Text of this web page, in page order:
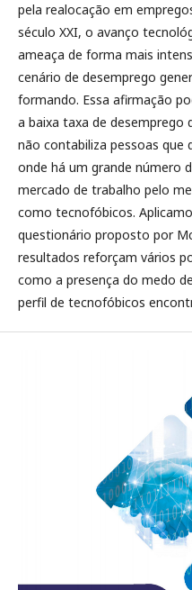
pela realocação em
século XXI, o avanço
ameaça de forma mais
cenário de desemprego
formando. Essa afirmação
a baixa taxa de desemprego
não contabiliza pessoas que
onde há um grande número
mercado de trabalho pelo
como tecnofóbicos.
questionário proposto por
resultados reforçam vários
como a presença do medo
perfil de tecnofóbicos